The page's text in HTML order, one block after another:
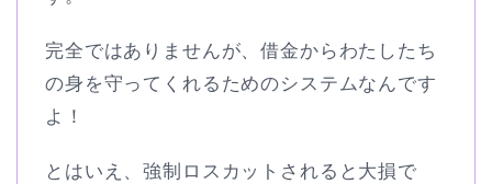
完全ではありませんが、借金からわたしたち
の身を守ってくれるためのシステムなんです
よ！
とはいえ、強制ロスカットされると大損で